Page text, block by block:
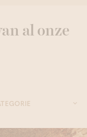
al onze